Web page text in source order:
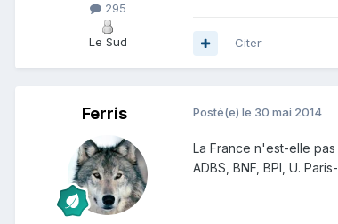
295
Le Sud Citer
Ferris Posté(e) le 30 mai 2014
La France n'est-elle pas
ADBS, BNF, BPI, U.